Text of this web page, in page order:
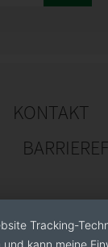
KONTAKT
Tracking-
kann meine